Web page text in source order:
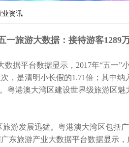
业资讯
一旅游大数据：接待游客1289
据平台数据显示，2017年“五一”
，是清明小长假的1.71倍；其中纳
粤港澳大湾区建设世界级旅游区
旅游发展迅猛。粤港澳大湾区包括
东旅游产业大数据平台数据显示